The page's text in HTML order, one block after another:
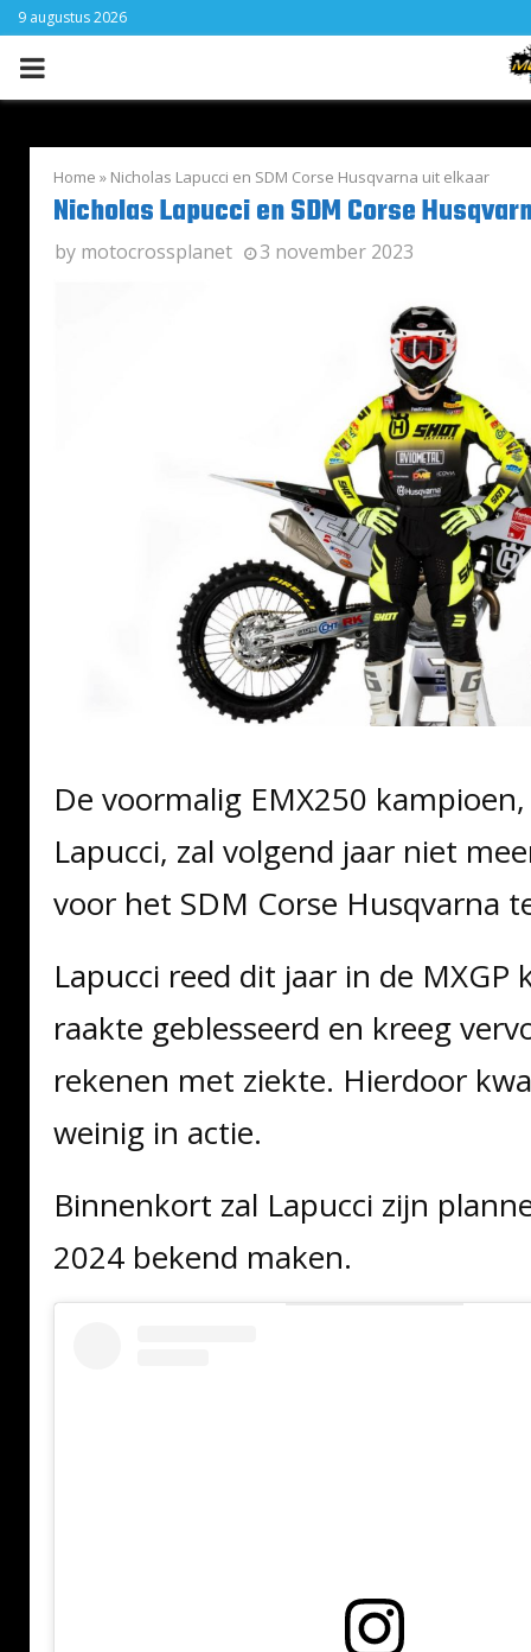
9 augustus 2026
PRIMARY
Home » Nicholas Lapucci en SDM Corse Husqvarna uit elkaar
Nicholas Lapucci en SDM Corse
by motocrossplanet 3 november 2023
De voormalig EMX250
Lapucci, zal volgend jaar niet
voor het SDM Corse Husqvarna
Lapucci reed dit jaar in de MXGP
raakte geblesseerd en kreeg
rekenen met ziekte. Hierdoor
weinig in actie.
Binnenkort zal Lapucci zijn
2024 bekend maken.